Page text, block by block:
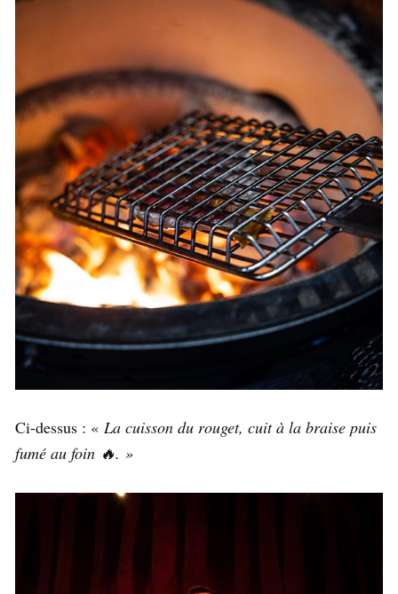
Ci-dessus : « La cuisson du rouget, cuit à la braise puis
fumé au foin 🔥. »